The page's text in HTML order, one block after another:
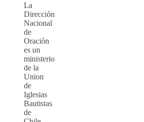
La
Dirección
Nacional
de
Oración
es un
ministerio
de la
Union
de
Iglesias
Bautistas
de